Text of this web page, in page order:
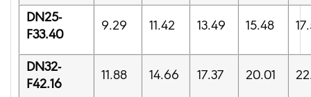
DN25-
F33.40
9.29 11.42 13.49 15.48
DN32-
F42.16
11.88 14.66 17.37 20.01